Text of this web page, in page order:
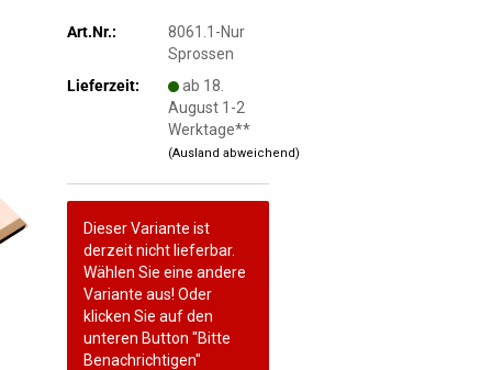
Art.Nr.:
8061.1-Nur
Sprossen
Lieferzeit:
ab 18.
August 1-2
Werktage**
(Ausland abweichend)
Dieser Variante ist
derzeit nicht lieferbar.
Wählen Sie eine andere
Variante aus! Oder
klicken Sie auf den
unteren Button "Bitte
Benachrichtigen"